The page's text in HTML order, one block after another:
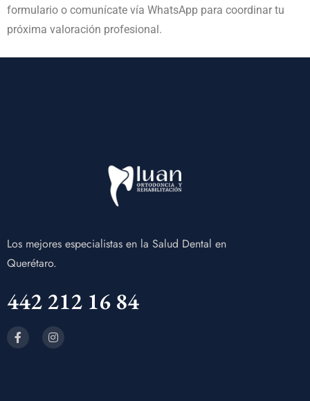
formulario o comunícate vía WhatsApp para coordinar tu
próxima valoración profesional.
Los mejores especialistas en la Salud Dental en
Querétaro.
442 212 16 84